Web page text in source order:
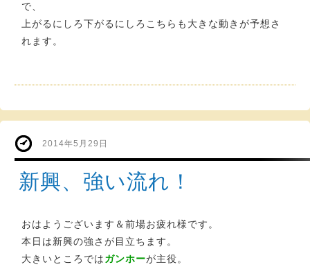
で、
上がるにしろ下がるにしろこちらも大きな動きが予想さ
れます。
2014年5月29日
新興、強い流れ！
おはようございます＆前場お疲れ様です。
本日は新興の強さが目立ちます。
大きいところではガンホーが主役。